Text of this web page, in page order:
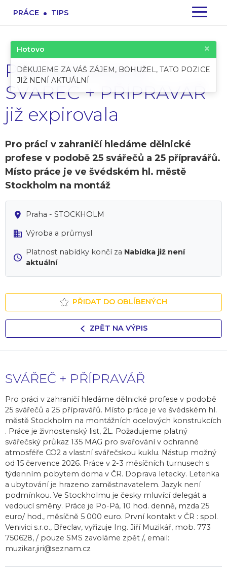
PRÁCE . TIPS
Pracovní pozice:
SVÁŘEČ + PŘÍPRAVÁŘ
již expirovala
Pro práci v zahraničí hledáme dělnické
profese v podobě 25 svářečů a 25 přípravářů.
Místo práce je ve švédském hl. městě
Stockholm na montáž
Praha - STOCKHOLM
Výroba a průmysl
Platnost nabídky končí za Nabídka již není
aktuální
PŘIDAT DO OBLÍBENÝCH
ZPĚT NA VÝPIS
SVÁŘEČ + PŘÍPRAVÁŘ
Pro práci v zahraničí hledáme dělnické profese v podobě
25 svářečů a 25 přípravářů. Místo práce je ve švédském hl.
městě Stockholm na montážních ocelových konstrukcích
. Práce je živnostenský list, ŽL. Požadujeme platný
svářečský průkaz 135 MAG pro svařování v ochranné
atmosféře CO2 a vlastní svářečskou kuklu. Nástup možný
od 15 července 2026. Práce v 2-3 měsíčních turnusech s
týdenním pobytem doma v ČR. Doprava letecky. Letenka
a ubytování je hrazeno zaměstnavatelem. Jazyk není
podmínkou. Ve Stockholmu je česky mluvící delegát a
vedoucí směny. Práce je Po-Pá, 10 hod. denně, mzda 25
euro/ hod., měsíčně 5 000 euro. První kontakt v ČR : spol.
Venivici s.r.o., Břeclav, vyřizuje Ing. Jiří Muzikář, mob. 773
750628, / pouze SMS zavoláme zpět /, email:
muzikar.jiri@seznam.cz
Hotovo ×
DĚKUJEME ZA VÁŠ ZÁJEM, BOHUŽEL, TATO POZICE
JIŽ NENÍ AKTUÁLNÍ